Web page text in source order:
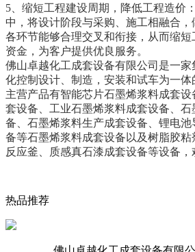
5、缩短工程建设周期，降低工程造价
中，将设计阶段与采购、施工相融合
各环节能够合理交叉和衔接，从而缩
资金，为客户提供优良服务。
佛山卓越化工成套设备有限公司是一
化控制设计、制造，安装和试车为一
主营产品有智能芯片石墨烯浆料成套
套设备、工业石墨烯浆料成套设备、
备、石墨烯浆料生产成套设备、锂电
备等石墨烯浆料成套设备以及树脂胶
反应釜、质感真石漆成套设备等设备，
热品推荐